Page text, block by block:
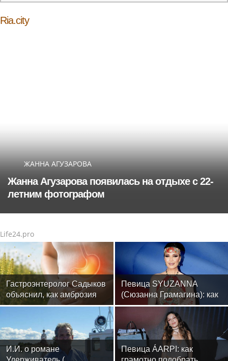
Ria.city
ЖАННА АГУЗАРОВА
Жанна Агузарова появилась на отдыхе с 22-
летним фотографом
Life24.pro
Гастроэнтеролог Садыков
объяснил, как амброзия
может влиять на ЖКТ
Певица SYUZANNA
(Сюзанна Грамагина): как
перестать волноваться и
начать говорить спокойно
И.И. о романе
Певица ÁARPI: как